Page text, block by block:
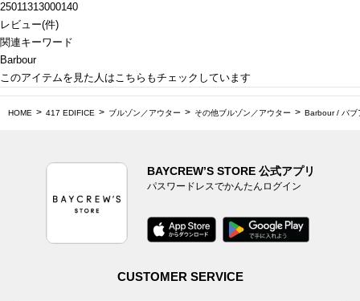
25011313000140
レビュー(件)
関連キーワード
Barbour
このアイテムを見た人はこちらもチェックしています
HOME 417 EDIFICE ブルゾン／アウター その他ブルゾン／アウター Barbour / バ
BAYCREW’S STORE 公式アプリ
パスワードレスでかんたんログイン
CUSTOMER SERVICE